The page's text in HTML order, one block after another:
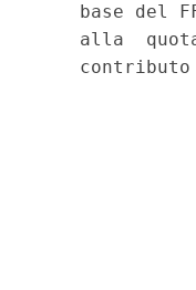
base del
alla